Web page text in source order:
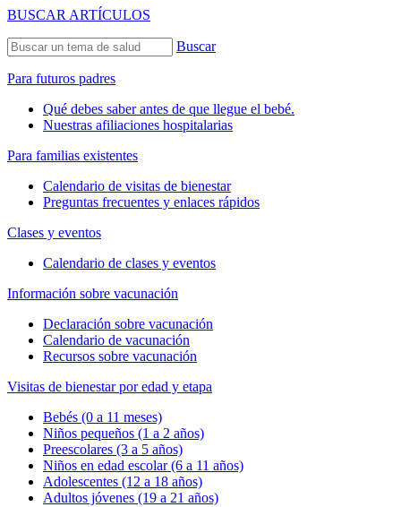
BUSCAR ARTÍCULOS
Buscar
Para futuros padres
Qué debes saber antes de que llegue el bebé.
Nuestras afiliaciones hospitalarias
Para familias existentes
Calendario de visitas de bienestar
Preguntas frecuentes y enlaces rápidos
Clases y eventos
Calendario de clases y eventos
Información sobre vacunación
Declaración sobre vacunación
Calendario de vacunación
Recursos sobre vacunación
Visitas de bienestar por edad y etapa
Bebés (0 a 11 meses)
Niños pequeños (1 a 2 años)
Preescolares (3 a 5 años)
Niños en edad escolar (6 a 11 años)
Adolescentes (12 a 18 años)
Adultos jóvenes (19 a 21 años)